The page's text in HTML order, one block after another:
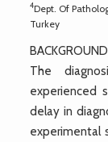
4Dept. Of
Turkey
BACKGROUND
The
experienced
delay in
experimental